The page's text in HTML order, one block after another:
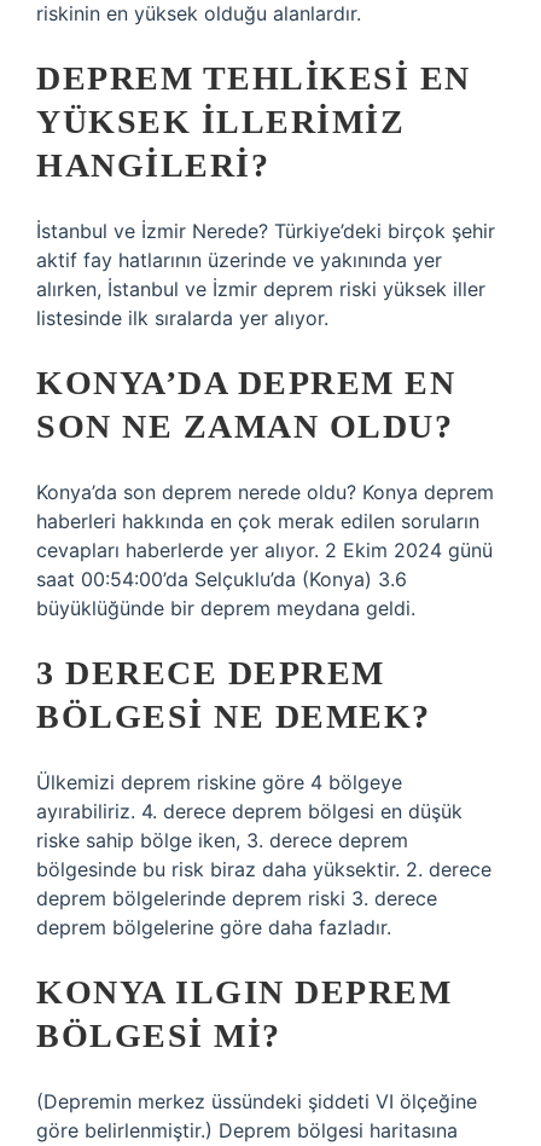
riskinin en yüksek olduğu alanlardır.
DEPREM TEHLIKESI EN
YÜKSEK ILLERIMIZ
HANGILERI?
İstanbul ve İzmir Nerede? Türkiye’deki birçok şehir
aktif fay hatlarının üzerinde ve yakınında yer
alırken, İstanbul ve İzmir deprem riski yüksek iller
listesinde ilk sıralarda yer alıyor.
KONYA’DA DEPREM EN
SON NE ZAMAN OLDU?
Konya’da son deprem nerede oldu? Konya deprem
haberleri hakkında en çok merak edilen soruların
cevapları haberlerde yer alıyor. 2 Ekim 2024 günü
saat 00:54:00’da Selçuklu’da (Konya) 3.6
büyüklüğünde bir deprem meydana geldi.
3 DERECE DEPREM
BÖLGESI NE DEMEK?
Ülkemizi deprem riskine göre 4 bölgeye
ayırabiliriz. 4. derece deprem bölgesi en düşük
riske sahip bölge iken, 3. derece deprem
bölgesinde bu risk biraz daha yüksektir. 2. derece
deprem bölgelerinde deprem riski 3. derece
deprem bölgelerine göre daha fazladır.
KONYA ILGIN DEPREM
BÖLGESI MI?
(Depremin merkez üssündeki şiddeti VI ölçeğine
göre belirlenmiştir.) Deprem bölgesi haritasına